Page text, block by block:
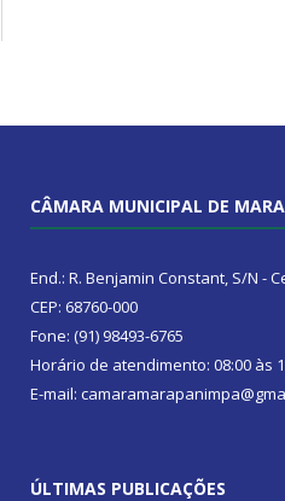
CÂMARA MUNICIPAL DE
End.: R. Benjamin Constant, S/N -
CEP: 68760-000
Fone: (91) 98493-6765
Horário de atendimento: 08:00 às
E-mail:
ÚLTIMAS PUBLICAÇÕES